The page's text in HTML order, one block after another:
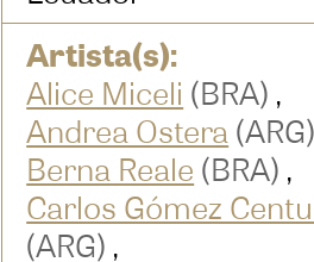
Artista(s):
Alice Miceli (BRA) ,
Andrea Ostera (ARG)
Berna Reale (BRA) ,
Carlos Gómez
(ARG) ,